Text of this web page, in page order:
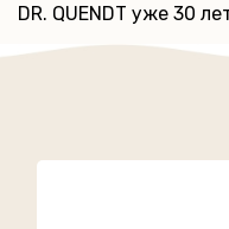
DR. QUENDT уже 30